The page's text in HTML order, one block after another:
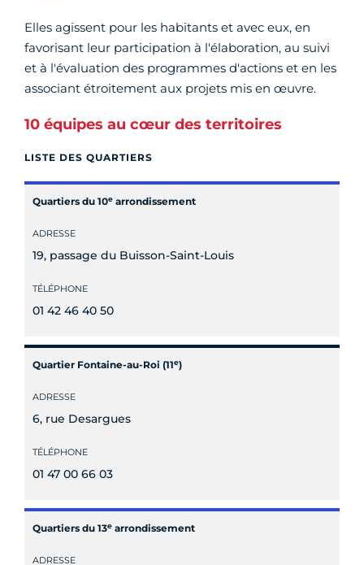
Elles agissent pour les habitants et avec eux, en
favorisant leur participation à l'élaboration, au suivi
et à l'évaluation des programmes d'actions et en les
associant étroitement aux projets mis en œuvre.
10 équipes au cœur des territoires
LISTE DES QUARTIERS
Quartiers du 10e arrondissement
ADRESSE
19, passage du Buisson-Saint-Louis
TÉLÉPHONE
01 42 46 40 50
Quartier Fontaine-au-Roi (11e)
ADRESSE
6, rue Desargues
TÉLÉPHONE
01 47 00 66 03
Quartiers du 13e arrondissement
ADRESSE